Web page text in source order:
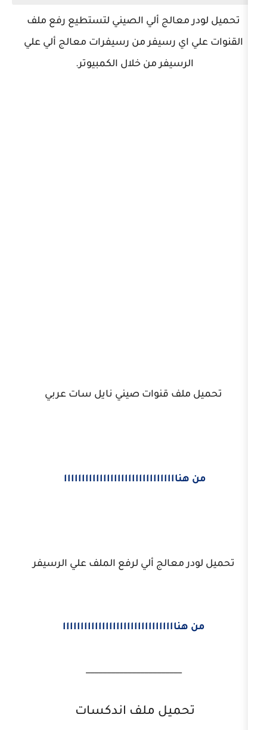
ألي الصيني لتستطيع رفع ملف
اي رسيفر من رسيفرات معالج ألي علي
من خلال الكمبيوتر.
قنوات صيني نايل سات عربي
معالج ألي لرفع الملف علي الرسيفر
_______________________
ملف اندكسات